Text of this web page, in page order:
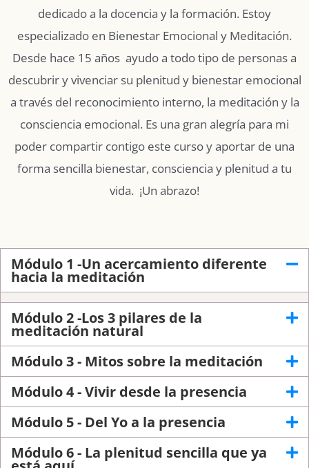
dedicado a la docencia y la formación. Estoy
especializado en Bienestar Emocional y Meditación.
Desde hace 15 años ayudo a todo tipo de personas a
descubrir y vivenciar su plenitud y bienestar emocional
a través del reconocimiento interno, la meditación y la
consciencia emocional. Es una gran alegría para mi
poder compartir contigo este curso y aportar de una
forma sencilla bienestar, consciencia y plenitud a tu
vida. ¡Un abrazo!
Módulo 1 -Un acercamiento diferente
hacia la meditación
Módulo 2 -Los 3 pilares de la
meditación natural
Módulo 3 - Mitos sobre la meditación
Módulo 4 - Vivir desde la presencia
Módulo 5 - Del Yo a la presencia
Módulo 6 - La plenitud sencilla que ya